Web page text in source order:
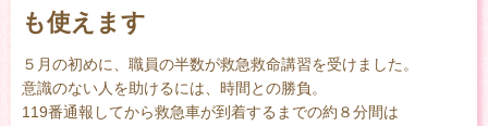
も使えます
５月の初めに、職員の半数が救急救命講習を受けました。
意識のない人を助けるには、時間との勝負。
119番通報してから救急車が到着するまでの約８分間は